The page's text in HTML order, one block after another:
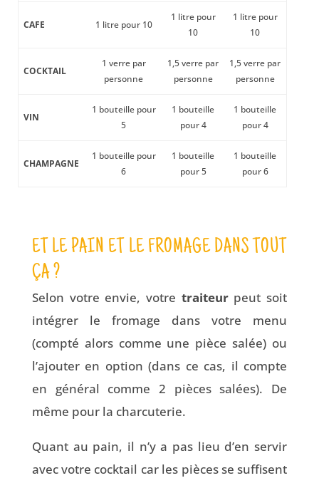
CAFE 1 litre pour 10
1 litre pour
10
1 litre pour
10
COCKTAIL
1 verre par
personne
1,5 verre par
personne
1,5 verre par
personne
VIN
1 bouteille pour
5
1 bouteille
pour 4
1 bouteille
pour 4
CHAMPAGNE
1 bouteille pour
6
1 bouteille
pour 5
1 bouteille
pour 6
ET LE PAIN ET LE FROMAGE DANS TOUT
ÇA ?
Selon votre envie, votre traiteurpeut soit
intégrer le fromage dans votre menu
(compté alors comme une pièce salée) ou
l’ajouter en option (dans ce cas, il compte
en général comme 2 pièces salées). De
même pour la charcuterie.
Quant au pain, il n’y a pas lieu d’en servir
avec votre cocktail car les pièces se suffisent